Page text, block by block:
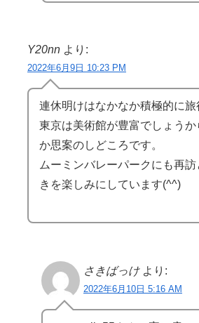
Y20nn より:
2022年6月9日 10:23 PM
連休明けはなかなか積極的に旅
東京は美術館が豊富でしょうか
か思案のしどころです。
ムーミンバレーパークにも再
きを楽しみにしています(^^)
さきばっけ より:
2022年6月10日 5:16 AM